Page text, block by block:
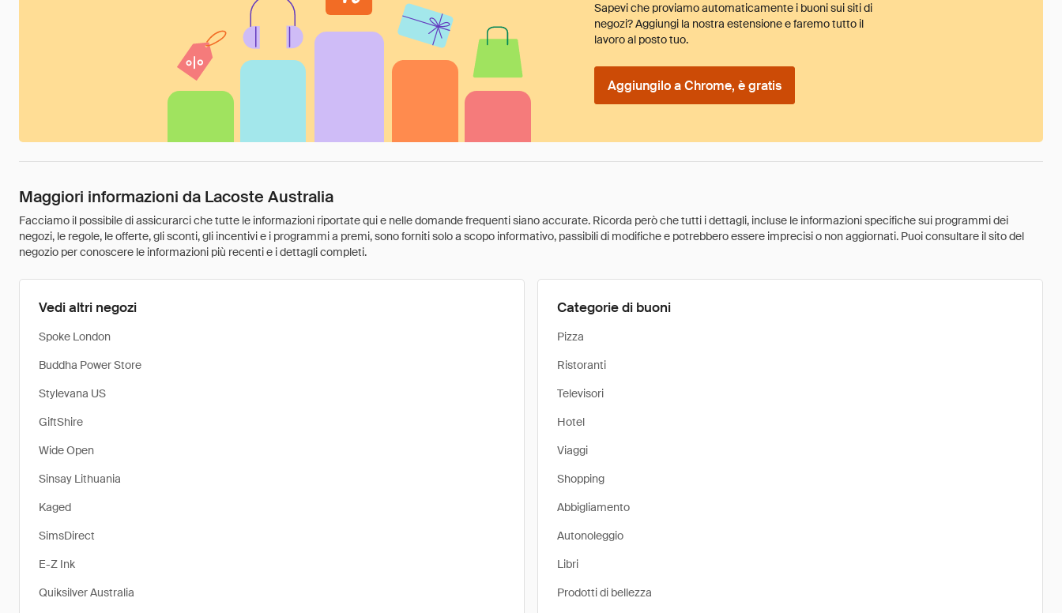
Sapevi che proviamo automaticamente i buoni sui siti di
negozi? Aggiungi la nostra estensione e faremo tutto il
lavoro al posto tuo.
Aggiungilo a Chrome, è gratis
Maggiori informazioni da Lacoste Australia
Facciamo il possibile di assicurarci che tutte le informazioni riportate qui e nelle domande frequenti siano accurate. Ricorda però che tutti i dettagli, incluse le informazioni specifiche sui programmi dei
negozi, le regole, le offerte, gli sconti, gli incentivi e i programmi a premi, sono forniti solo a scopo informativo, passibili di modifiche e potrebbero essere imprecisi o non aggiornati. Puoi consultare il sito del
negozio per conoscere le informazioni più recenti e i dettagli completi.
Vedi altri negozi
Spoke London
Buddha Power Store
Stylevana US
GiftShire
Wide Open
Sinsay Lithuania
Kaged
SimsDirect
E-Z Ink
Quiksilver Australia
Categorie di buoni
Pizza
Ristoranti
Televisori
Hotel
Viaggi
Shopping
Abbigliamento
Autonoleggio
Libri
Prodotti di bellezza